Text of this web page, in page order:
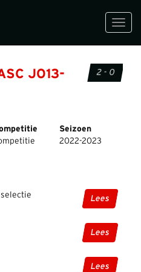
JO13-
2 - 0
Seizoen
2022-2023
Lees
Lees
Lees